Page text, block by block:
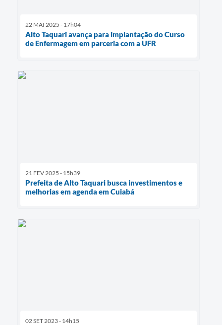
22 MAI 2025 - 17h04
Alto Taquari avança para implantação do Curso
de Enfermagem em parceria com a UFR
21 FEV 2025 - 15h39
Prefeita de Alto Taquari busca investimentos e
melhorias em agenda em Cuiabá
02 SET 2023 - 14h15